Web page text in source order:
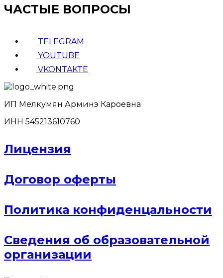
ЧАСТЫЕ ВОПРОСЫ
TELEGRAM
YOUTUBE
VKONTAKTE
ИП Мелкумян Арминэ Кароевна
ИНН 545213610760
Лицензия
Договор оферты
Политика конфиденцальности
Сведения об образовательной
организации